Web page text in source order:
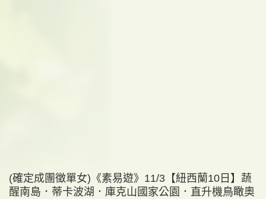
(確定成團徵單女)《素易遊》11/3【紐西蘭10日】蔬
醒南島．蒂卡波湖．庫克山國家公園．直升機鳥瞰奧